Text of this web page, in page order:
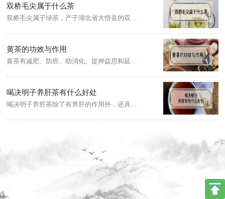
双桥毛尖属于什么茶
黄茶的功效与作用
喝决明子养肝茶有什么好处